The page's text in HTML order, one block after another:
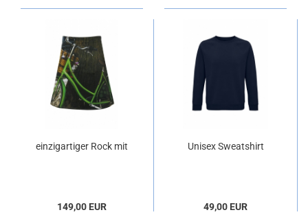
einzigartiger Rock mit
149,00 EUR
Unisex Sweatshirt
49,00 EUR